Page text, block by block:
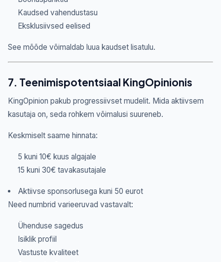
Kaudsed vahendustasu
Eksklusiivsed eelised
See mõõde võimaldab luua kaudset lisatulu.
7. Teenimispotentsiaal KingOpinionis
KingOpinion pakub progressiivset mudelit. Mida aktiivsem
kasutaja on, seda rohkem võimalusi suureneb.
Keskmiselt saame hinnata:
5 kuni 10€ kuus algajale
15 kuni 30€ tavakasutajale
Aktiivse sponsorlusega kuni 50 eurot
Need numbrid varieeruvad vastavalt:
Ühenduse sagedus
Isiklik profiil
Vastuste kvaliteet